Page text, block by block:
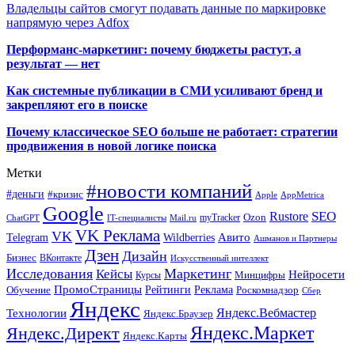
Владельцы сайтов смогут подавать данные по маркировке
напрямую через Adfox
Перформанс-маркетинг: почему бюджеты растут, а
результат — нет
Как системные публикации в СМИ усиливают бренд и
закрепляют его в поиске
Почему классическое SEO больше не работает: стратегии
продвижения в новой логике поиска
Метки
#деньги #кризис #новости компаний Apple AppMetrica
ChatGPT Google IT-специалисты Mail.ru myTracker Ozon Rustore SEO
Telegram VK VK Реклама Wildberries Авито Ашманов и Партнеры
Бизнес ВКонтакте Дзен Дизайн Искусственный интеллект
Исследования Кейсы Курсы Маркетинг Минцифры Нейросети
Обучение ПромоСтраницы Рейтинги Реклама Роскомнадзор Сбер
Технологии Яндекс Яндекс.Браузер Яндекс.Вебмастер
Яндекс.Директ Яндекс.Карты Яндекс.Маркет